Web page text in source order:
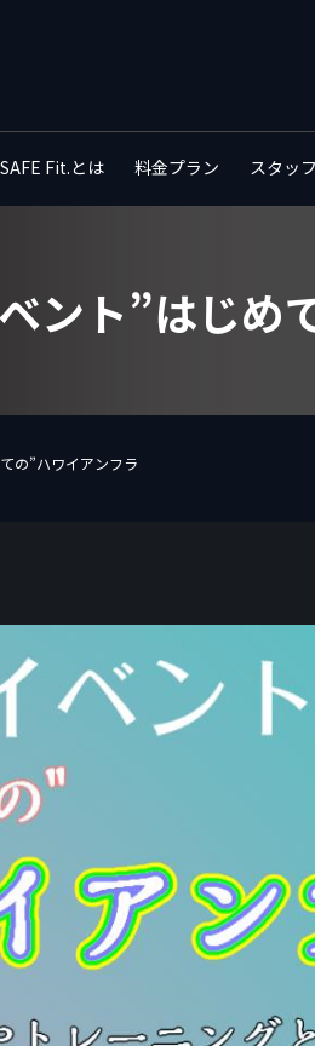
SAFE Fit.とは 料金プラン スタッ
ント”はじめ
の”ハワイアンフラ